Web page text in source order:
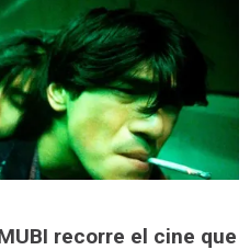
recorre el cine que